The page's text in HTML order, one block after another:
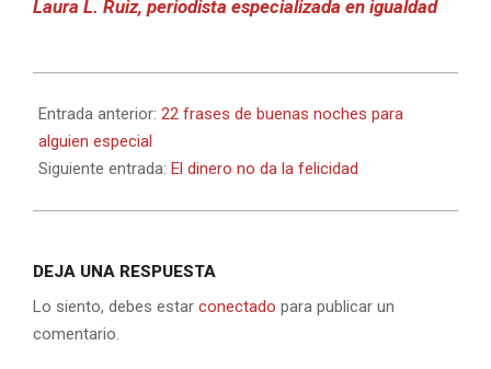
Laura L. Ruiz, periodista especializada en igualdad
07-
31
Entrada anterior: 22 frases de buenas noches para
alguien especial
Siguiente entrada: El dinero no da la felicidad
DEJA UNA RESPUESTA
Lo siento, debes estar conectado para publicar un
comentario.